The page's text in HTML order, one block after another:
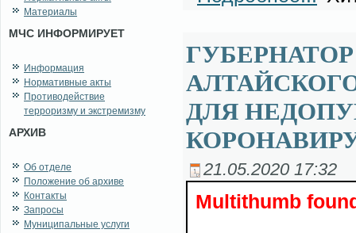
Материалы
МЧС ИНФОРМИРУЕТ
Информация
Нормативные акты
Противодействие
терроризму и экстремизму
АРХИВ
Об отделе
Положение об архиве
Контакты
Запросы
Муниципальные услуги
ДЛЯ
21.05.2020 17:32
Multithumb